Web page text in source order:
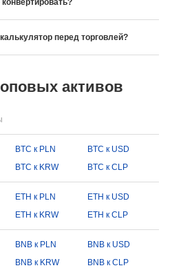
перед торговлей?
активов
BTC к PLN
BTC к USD
BTC к KRW BTC к CLP
ETH к PLN
ETH к USD
ETH к KRW ETH к CLP
BNB к PLN
BNB к USD
BNB к KRW BNB к CLP